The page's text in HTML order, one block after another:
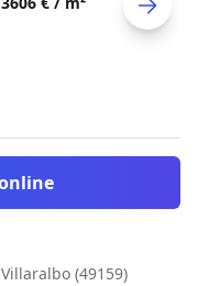
Villaralbo (49159)